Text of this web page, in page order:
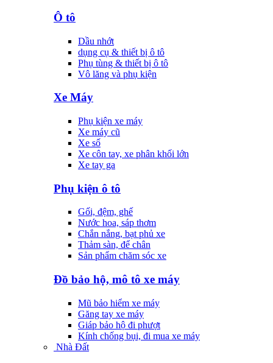
Ô tô
Dầu nhớt
dụng cụ & thiết bị ô tô
Phụ tùng & thiết bị ô tô
Vô lăng và phụ kiện
Xe Máy
Phụ kiện xe máy
Xe máy cũ
Xe số
Xe côn tay, xe phân khối lớn
Xe tay ga
Phụ kiện ô tô
Gối, đệm, ghế
Nước hoa, sáp thơm
Chắn nắng, bạt phủ xe
Thảm sàn, để chân
Sản phẩm chăm sóc xe
Đồ bảo hộ, mô tô xe máy
Mũ bảo hiểm xe máy
Găng tay xe máy
Giáp bảo hộ đi phượt
Kính chống bụi, đi mua xe máy
Nhà Đất